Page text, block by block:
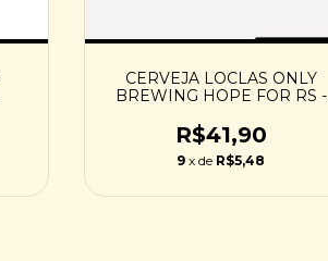
CERVEJA LOCLAS ONLY
BREWING HOPE FOR RS -
R$41,90
9 x de R$5,48